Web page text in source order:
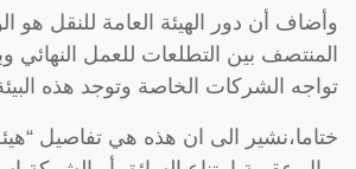
وأضاف أن دور الهيئة العامة للنقل هو
المنتصف بين التطلعات للعمل النهائي
تواجه الشركات الخاصة وتوجد هذه